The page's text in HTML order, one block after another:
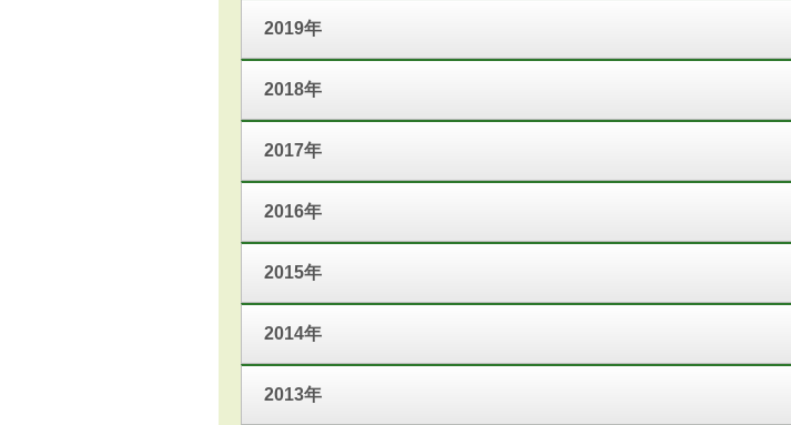
2019年
2018年
2017年
2016年
2015年
2014年
2013年